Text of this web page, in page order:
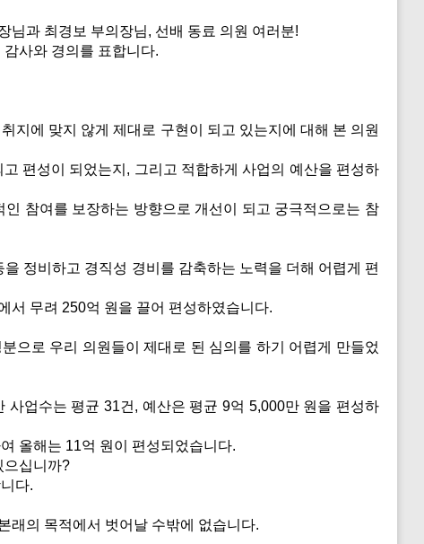
님과 최경보 부의장님, 선배 동료 의원 여러분!
사와 경의를 표합니다.
지에 맞지 않게 제대로 구현이 되고 있는지에 대해 본 의원
편성이 되었는지, 그리고 적합하게 사업의 예산을 편성하
참여를 보장하는 방향으로 개선이 되고 궁극적으로는 참
정비하고 경직성 경비를 감축하는 노력을 더해 어렵게 편
서 무려 250억 원을 끌어 편성하였습니다.
으로 우리 의원들이 제대로 된 심의를 하기 어렵게 만들었
업수는 평균 31건, 예산은 평균 9억 5,000만 원을 편성하
올해는 11억 원이 편성되었습니다.
으십니까?
다.
래의 목적에서 벗어날 수밖에 없습니다.